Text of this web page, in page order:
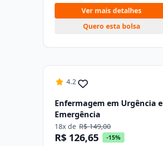
Ver mais detalhes
Quero esta bolsa
4.2
Enfermagem em Urgência e
Emergência
18x de R$ 149,00
R$ 126,65 -15%